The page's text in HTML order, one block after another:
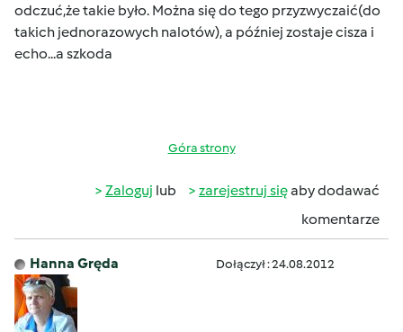
odczuć,że takie było. Można się do tego przyzwyczaić(do
takich jednorazowych nalotów), a później zostaje cisza i
echo...a szkoda
Góra strony
Zaloguj lub zarejestruj sięaby dodawać
komentarze
Hanna Gręda Dołączył : 24.08.2012